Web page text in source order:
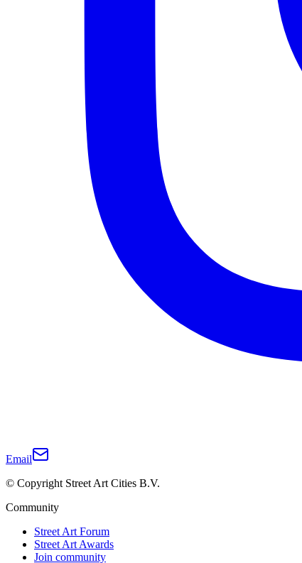
Email
© Copyright Street Art Cities B.V.
Community
Street Art Forum
Street Art Awards
Join community